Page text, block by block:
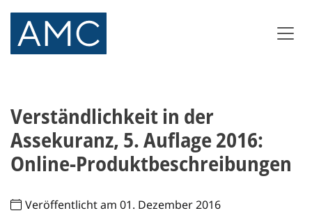
Verständlichkeit in der
Assekuranz, 5. Auflage 2016:
Online-Produktbeschreibungen
Veröffentlicht am 01. Dezember 2016